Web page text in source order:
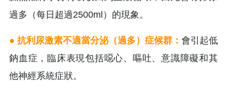
過多（每日超過2500ml）的現象。
● 抗利尿激素不適當分泌（過多）症候群： 會引起低
鈉血症，臨床表現包括噁心、嘔吐、意識障礙和其
他神經系統症狀。